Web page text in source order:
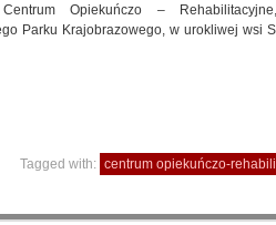
Opiekuńczo –
Parku Krajobrazowego, w urokliwej wsi
Tagged with: centrum opiekuńczo-